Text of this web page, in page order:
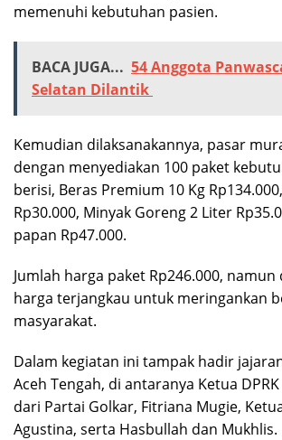
memenuhi kebutuhan pasien.
BACA JUGA... 54 Anggota
Selatan Dilantik
Kemudian dilaksanakannya, pasar
dengan menyediakan 100 paket
berisi, Beras Premium 10 Kg
Rp30.000, Minyak Goreng 2 Liter
papan Rp47.000.
Jumlah harga paket Rp246.000,
harga terjangkau untuk meringankan
masyarakat.
Dalam kegiatan ini tampak hadir
Aceh Tengah, di antaranya Ketua
dari Partai Golkar, Fitriana Mugie,
Agustina, serta Hasbullah dan Mukhlis.